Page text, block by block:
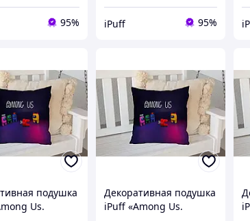
95% iPuff 95%
подушка
Us.
Декоративная подушка
iPuff «Among Us.